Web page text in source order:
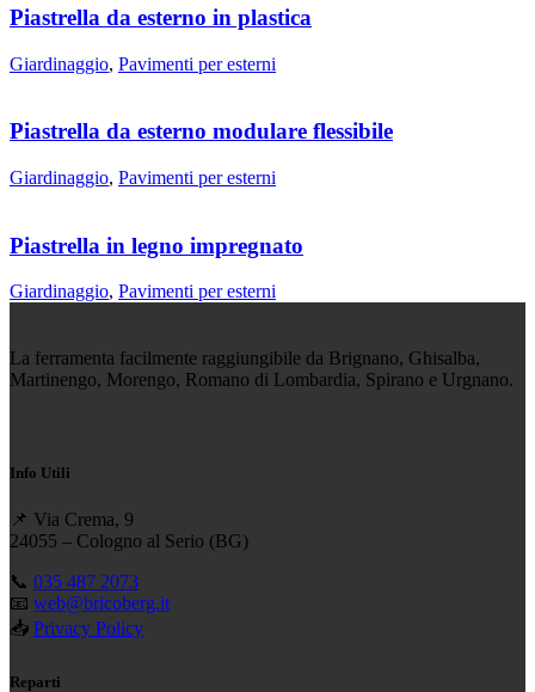
Piastrella da esterno in plastica
Giardinaggio, Pavimenti per esterni
Piastrella da esterno modulare flessibile
Giardinaggio, Pavimenti per esterni
Piastrella in legno impregnato
Giardinaggio, Pavimenti per esterni
La ferramenta facilmente raggiungibile da Brignano, Ghisalba,
Martinengo, Morengo, Romano di Lombardia, Spirano e Urgnano.
Info Utili
📌 Via Crema, 9
24055 – Cologno al Serio (BG)
📞 035 487 2073
📧 web@bricoberg.it
📥 Privacy Policy
Reparti